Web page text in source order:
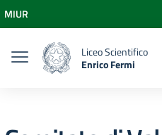
Vai al menu di navigazione
Vai al footer
MIUR
Liceo Scientifico
Enrico Fermi